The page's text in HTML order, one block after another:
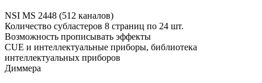
NSI MS 2448 (512 каналов)
Количество субластеров 8 страниц по 24 шт.
Возможность прописывать эффекты
CUE и интеллектуальные приборы, библиотека
интеллектуальных приборов
Диммера